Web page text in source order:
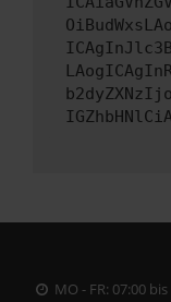
MO - FR: 07:00